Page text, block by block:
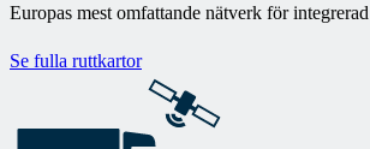
Europas mest omfattande nätverk för
Se fulla ruttkartor